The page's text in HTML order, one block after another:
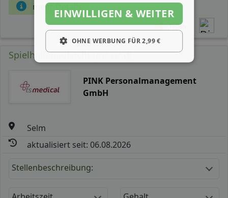
mehr Details
Teilen
Spielhallenaufsicht (m/ w/ d)
PINK Personalmanagement
GmbH
Selm
aktualisiert seit: 06.08.2026
Stellenbeschreibung:
EINWILLIGEN & WEITER
OHNE WERBUNG FÜR 2,99 €